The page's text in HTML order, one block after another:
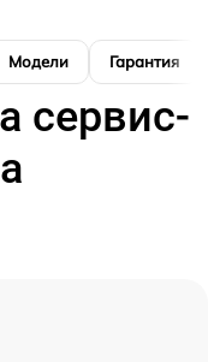
Модели Гарантия
сервис-